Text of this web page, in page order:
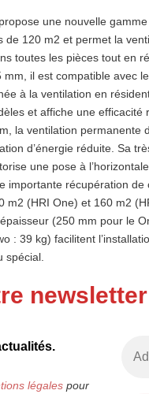
une nouvelle
120 m2 et permet la
toutes les pièces tout en
il est compatible avec
à la ventilation en
et affiche une
la ventilation permanente
d’énergie réduite. Sa
une pose à
importante récupération de
(HRI One) et 160 m2
(250 mm pour le
: 39 kg) facilitent
spécial.
newsletter
légalespour